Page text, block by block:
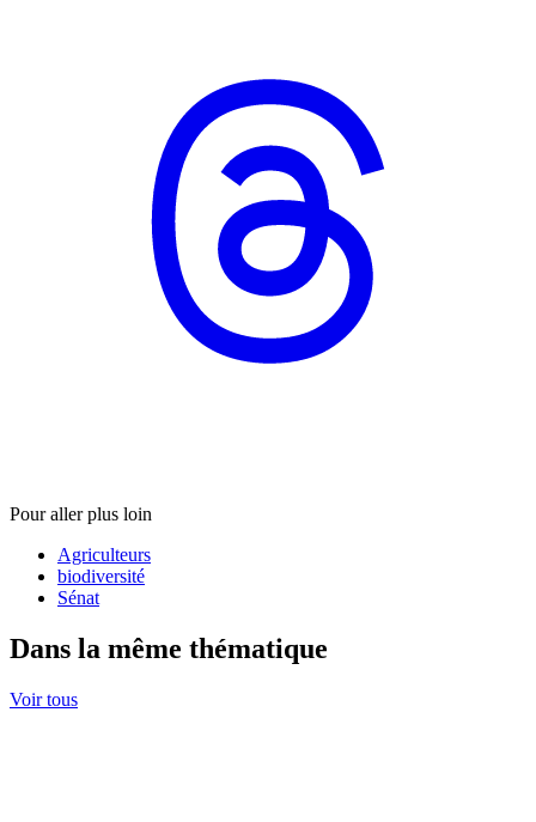
Pour aller plus loin
Agriculteurs
biodiversité
Sénat
Dans la même thématique
Voir tous